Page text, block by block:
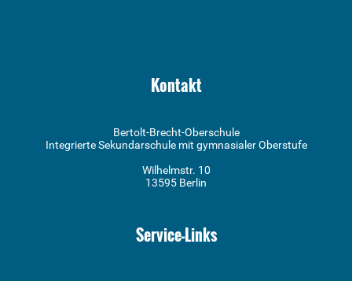
Kontakt
Bertolt-Brecht-Oberschule
Integrierte Sekundarschule mit gymnasialer Oberstufe
Wilhelmstr. 10
13595 Berlin
Service-Links